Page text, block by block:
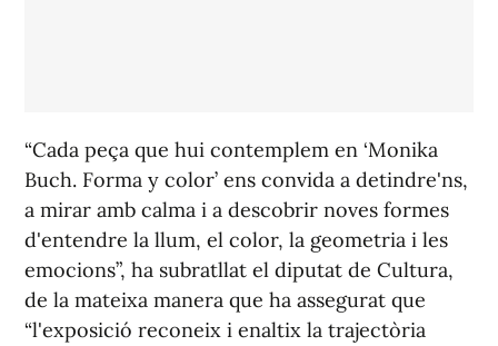
“Cada peça que hui contemplem en ‘Monika
Buch. Forma y color’ ens convida a detindre'ns,
a mirar amb calma i a descobrir noves formes
d'entendre la llum, el color, la geometria i les
emocions”, ha subratllat el diputat de Cultura,
de la mateixa manera que ha assegurat que
“l'exposició reconeix i enaltix la trajectòria